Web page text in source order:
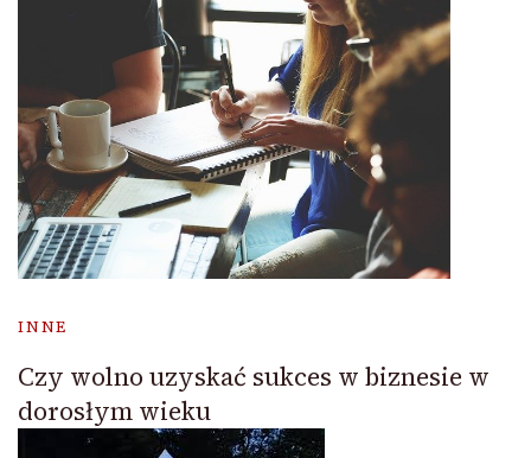
INNE
Czy wolno uzyskać sukces w biznesie w
dorosłym wieku